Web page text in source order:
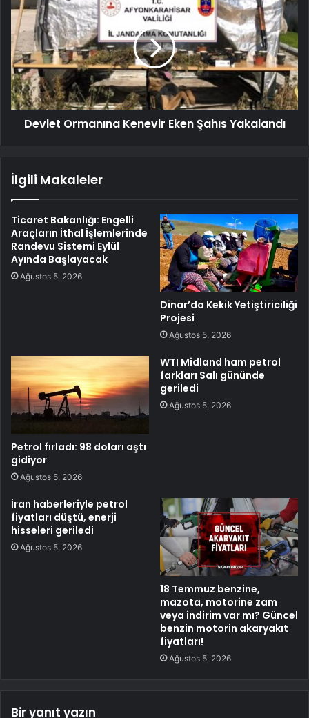
Devlet Ormanına Kenevir Eken Şahıs Yakalandı
İlgili Makaleler
Ticaret Bakanlığı: Engelli
Araçların İthal İşlemlerinde
Randevu Sistemi Eylül
Ayında Başlayacak
Ağustos 5, 2026
Dinar’da Kekik Yetiştiriciliği
Projesi
Ağustos 5, 2026
Petrol fırladı: 98 doları aştı
gidiyor
Ağustos 5, 2026
WTI Midland ham petrol
farkları Salı gününde
geriledi
Ağustos 5, 2026
İran haberleriyle petrol
fiyatları düştü, enerji
hisseleri geriledi
Ağustos 5, 2026
18 Temmuz benzine,
mazota, motorine zam
veya indirim var mı? Güncel
benzin motorin akaryakıt
fiyatları!
Ağustos 5, 2026
Bir yanıt yazın